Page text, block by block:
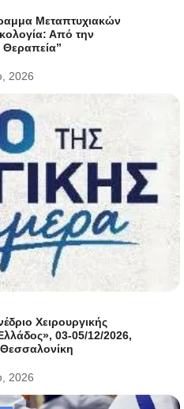
Μεταπτυχιακών
Από την
2026
Χειρουργικής
03-05/12/2026,
2026